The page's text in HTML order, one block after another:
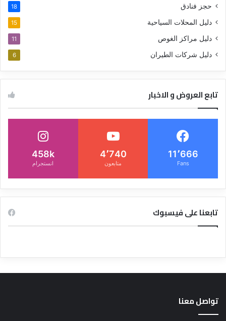
حجز فنادق 18
دليل المحلات السياحية 15
دليل مراكز الغوص 11
دليل شركات الطيران 6
تابع العروض و الاخبار
11٬666
Fans
4٬740
متابعون
458k
انستجرام
تابعنا على فيسبوك
تواصل معنا